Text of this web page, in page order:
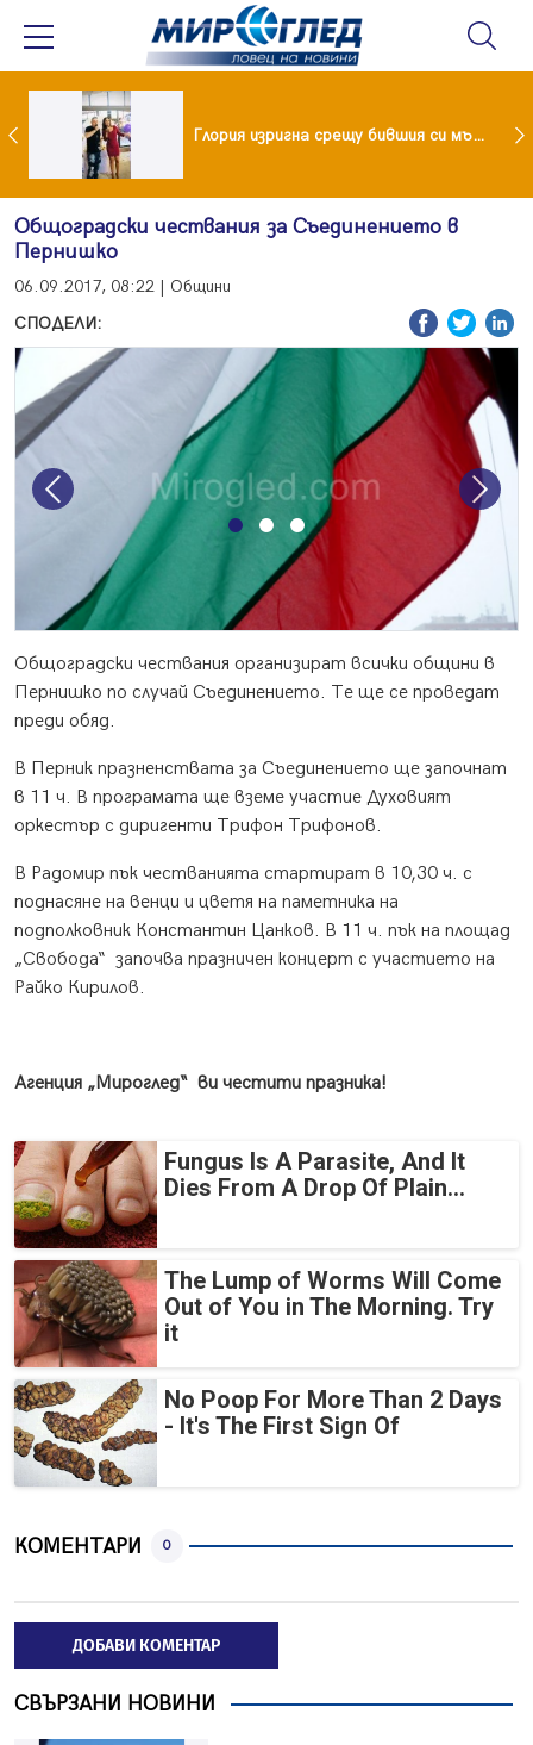
Мария и майка си построиха къща от 8000 стъклени бутилки Глория изригна срещу бившия си мъж: Беше със 120-килограмова жена! Искаше бърза печалба...
Общоградски чествания за Съединението в
Пернишко
06.09.2017, 08:22 | Общини
СПОДЕЛИ:
Previous Next
Общоградски чествания организират всички общини в
Пернишко по случай Съединението. Те ще се проведат
преди обяд.
В Перник празненствата за Съединението ще започнат
в 11 ч. В програмата ще вземе участие Духовият
оркестър с диригенти Трифон Трифонов.
В Радомир пък честванията стартират в 10,30 ч. с
поднасяне на венци и цветя на паметника на
подполковник Константин Цанков. В 11 ч. пък на площад
„Свобода“ започва празничен концерт с участието на
Райко Кирилов.
Агенция „Мироглед“ ви честити празника!
Fungus Is A Parasite, And It
Dies From A Drop Of Plain...
The Lump of Worms Will Come
Out of You in The Morning. Try
it
No Poop For More Than 2 Days
- It's The First Sign Of
КОМЕНТАРИ 0
ДОБАВИ КОМЕНТАР
СВЪРЗАНИ НОВИНИ